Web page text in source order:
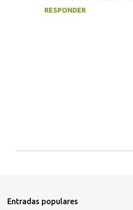
RESPONDER
i
Entradas populares